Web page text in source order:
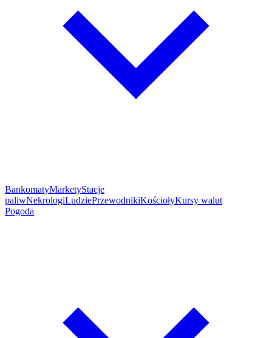
BankomatyMarketyStacje
paliwNekrologiLudziePrzewodnikiKościołyKursy walut
Pogoda